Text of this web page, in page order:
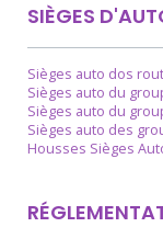
SIÈGES
Sièges auto dos
Sièges auto du
Sièges auto du
Sièges auto des
Housses Sièges